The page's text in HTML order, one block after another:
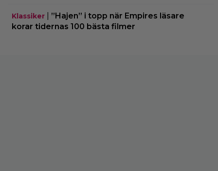
Klassiker
”Hajen” i topp när Empires läsare
korar tidernas 100 bästa filmer